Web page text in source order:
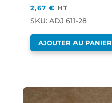
2,67 € HT
SKU: ADJ 611-28
AJOUTER AU PANIER